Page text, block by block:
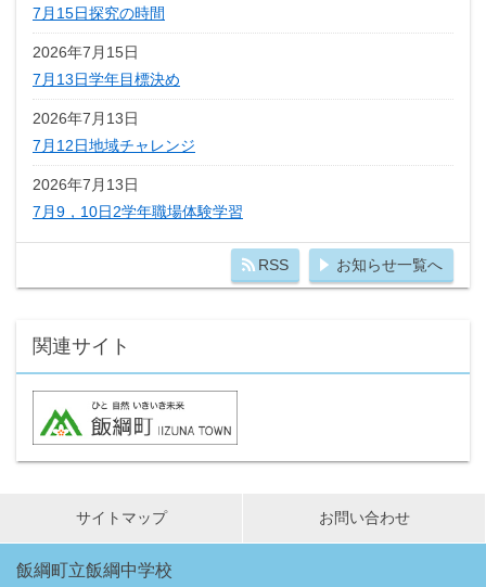
7月15日探究の時間
2026年7月15日
7月13日学年目標決め
2026年7月13日
7月12日地域チャレンジ
2026年7月13日
7月9，10日2学年職場体験学習
RSS お知らせ一覧へ
関連サイト
サイトマップ お問い合わせ
飯綱町立飯綱中学校